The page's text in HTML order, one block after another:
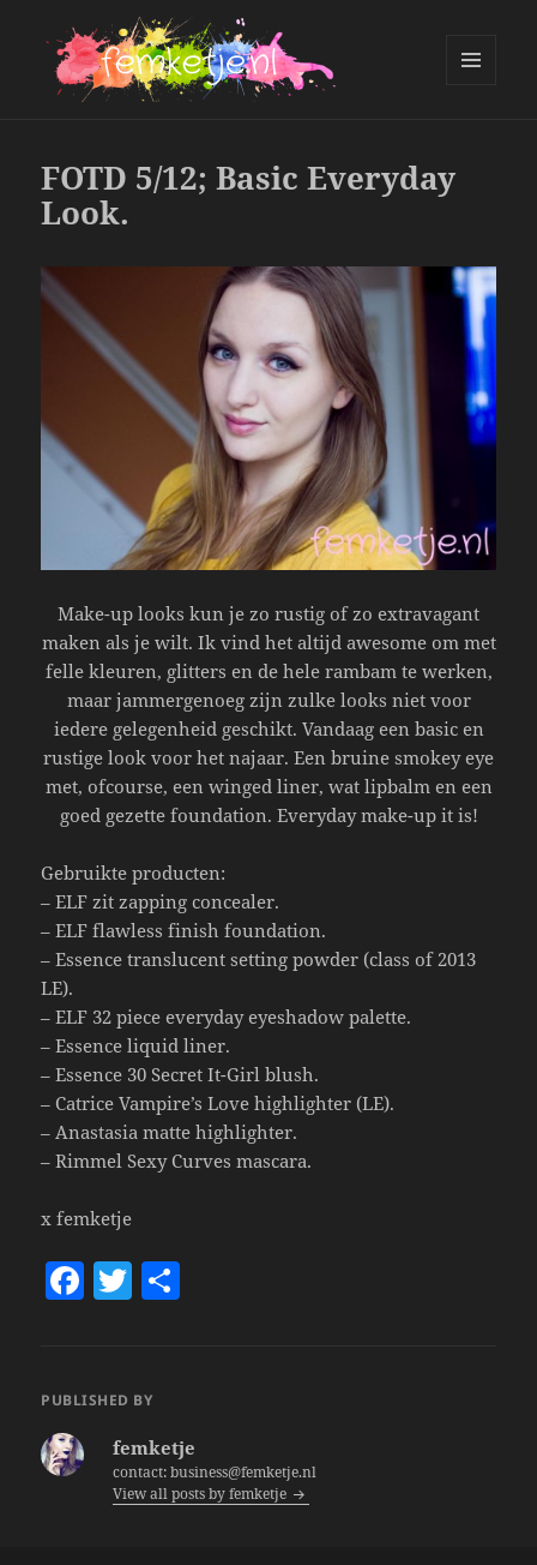
FOTD 5/12; Basic Everyday
Look.
Make-up looks kun je zo rustig of zo extravagant
maken als je wilt. Ik vind het altijd awesome om met
felle kleuren, glitters en de hele rambam te werken,
maar jammergenoeg zijn zulke looks niet voor
iedere gelegenheid geschikt. Vandaag een basic en
rustige look voor het najaar. Een bruine smokey eye
met, ofcourse, een winged liner, wat lipbalm en een
goed gezette foundation. Everyday make-up it is!
Gebruikte producten:
– ELF zit zapping concealer.
– ELF flawless finish foundation.
– Essence translucent setting powder (class of 2013
LE).
– ELF 32 piece everyday eyeshadow palette.
– Essence liquid liner.
– Essence 30 Secret It-Girl blush.
– Catrice Vampire’s Love highlighter (LE).
– Anastasia matte highlighter.
– Rimmel Sexy Curves mascara.
x femketje
F
e
T
er
PUBLISHED BY
femketje
contact: business@femketje.nl
View all posts by femketje